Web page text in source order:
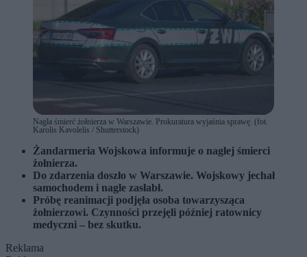
Nagła śmierć żołnierza w Warszawie. Prokuratura wyjaśnia sprawę. (fot.
Karolis Kavolelis / Shutterstock)
Żandarmeria Wojskowa informuje o nagłej śmierci
żołnierza.
Do zdarzenia doszło w Warszawie. Wojskowy jechał
samochodem i nagle zasłabł.
Próbę reanimacji podjęła osoba towarzysząca
żołnierzowi. Czynności przejęli później ratownicy
medyczni – bez skutku.
Reklama